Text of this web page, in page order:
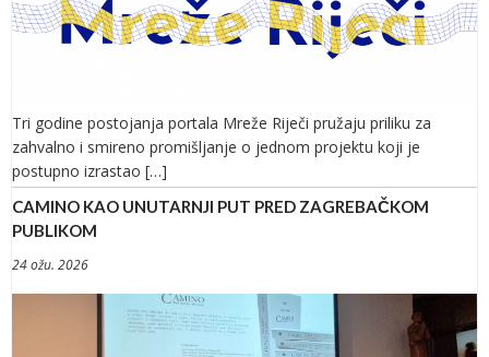
Tri godine postojanja portala Mreže Riječi pružaju priliku za
zahvalno i smireno promišljanje o jednom projektu koji je
postupno izrastao […]
CAMINO KAO UNUTARNJI PUT PRED ZAGREBAČKOM
PUBLIKOM
24 ožu. 2026